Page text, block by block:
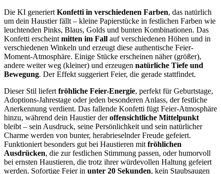
Die KI generiert Konfetti in verschiedenen Farben, das natürlich
um dein Haustier fällt – kleine Papierstücke in festlichen Farben wie
leuchtenden Pinks, Blaus, Golds und bunten Kombinationen. Das
Konfetti erscheint mitten im Fall auf verschiedenen Höhen und in
verschiedenen Winkeln und erzeugt diese authentische Feier-
Moment-Atmosphäre. Einige Stücke erscheinen näher (größer),
andere weiter weg (kleiner) und erzeugen natürliche Tiefe und
Bewegung. Der Effekt suggeriert Feier, die gerade stattfindet.
Dieser Stil liefert fröhliche Feier-Energie, perfekt für Geburtstage,
Adoptions-Jahrestage oder jeden besonderen Anlass, der festliche
Anerkennung verdient. Das fallende Konfetti fügt Feier-Atmosphäre
hinzu, während dein Haustier deroffensichtliche Mittelpunkt
bleibt – sein Ausdruck, seine Persönlichkeit und sein natürlicher
Charme werden von bunter, herabrieselnder Freude gefeiert.
Funktioniert besonders gut bei Haustieren mit fröhlichen
Ausdrücken, die zur festlichen Stimmung passen, oder humorvoll
bei ernsten Haustieren, die trotz ihrer würdevollen Haltung gefeiert
werden. Sofortige Feier in unter 20 Sekunden, kein Staubsaugen